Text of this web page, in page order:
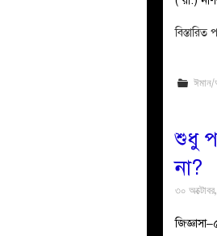
বিস্তারিত
ঈমান/
শুধু
না?
৩০